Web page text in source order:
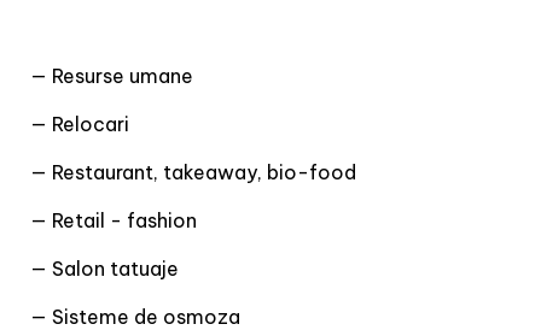
— Resurse umane
— Relocari
— Restaurant, takeaway, bio-food
— Retail - fashion
— Salon tatuaje
— Sisteme de osmoza